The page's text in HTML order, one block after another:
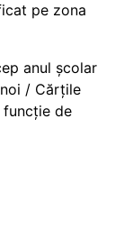
pe zona
anul școlar
/ Cărțile
de